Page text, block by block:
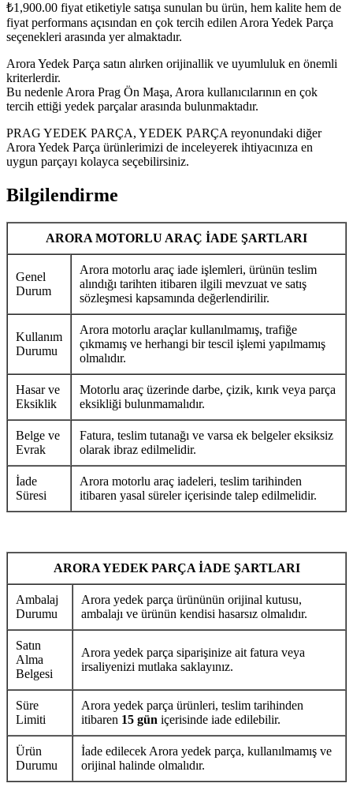
₺1,900.00 fiyat etiketiyle satışa sunulan bu ürün, hem kalite hem de
fiyat performans açısından en çok tercih edilen Arora Yedek Parça
seçenekleri arasında yer almaktadır.
Arora Yedek Parça satın alırken orijinallik ve uyumluluk en önemli
kriterlerdir.
Bu nedenle Arora Prag Ön Maşa, Arora kullanıcılarının en çok
tercih ettiği yedek parçalar arasında bulunmaktadır.
PRAG YEDEK PARÇA, YEDEK PARÇA reyonundaki diğer
Arora Yedek Parça ürünlerimizi de inceleyerek ihtiyacınıza en
uygun parçayı kolayca seçebilirsiniz.
Bilgilendirme
ARORA MOTORLU ARAÇ İADE ŞARTLARI
Genel
Durum
Arora motorlu araç iade işlemleri, ürünün teslim
alındığı tarihten itibaren ilgili mevzuat ve satış
sözleşmesi kapsamında değerlendirilir.
Kullanım
Durumu
Arora motorlu araçlar kullanılmamış, trafiğe
çıkmamış ve herhangi bir tescil işlemi yapılmamış
olmalıdır.
Hasar ve
Eksiklik
Motorlu araç üzerinde darbe, çizik, kırık veya parça
eksikliği bulunmamalıdır.
Belge ve
Evrak
Fatura, teslim tutanağı ve varsa ek belgeler eksiksiz
olarak ibraz edilmelidir.
İade
Süresi
Arora motorlu araç iadeleri, teslim tarihinden
itibaren yasal süreler içerisinde talep edilmelidir.
ARORA YEDEK PARÇA İADE ŞARTLARI
Ambalaj
Durumu
Arora yedek parça ürününün orijinal kutusu,
ambalajı ve ürünün kendisi hasarsız olmalıdır.
Satın
Alma
Belgesi
Arora yedek parça siparişinize ait fatura veya
irsaliyenizi mutlaka saklayınız.
Süre
Limiti
Arora yedek parça ürünleri, teslim tarihinden
itibaren 15 gün içerisinde iade edilebilir.
Ürün
Durumu
İade edilecek Arora yedek parça, kullanılmamış ve
orijinal halinde olmalıdır.